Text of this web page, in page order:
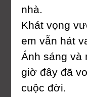
nhà.
Khát vọng
em vẫn hát
Ánh sáng và
giờ đâу đã
cuộc đời.